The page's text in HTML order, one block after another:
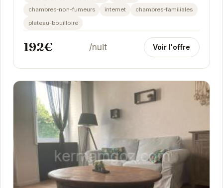
chambres-non-fumeurs
internet
chambres-familiales
plateau-bouilloire
192€ /nuit Voir l'offre